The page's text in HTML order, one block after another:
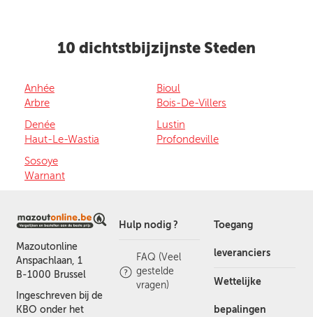
10 dichtstbijzijnste Steden
Anhée
Arbre
Bioul
Bois-De-Villers
Denée
Haut-Le-Wastia
Lustin
Profondeville
Sosoye
Warnant
Mazoutonline
Anspachlaan, 1
B-1000 Brussel
Ingeschreven bij de
KBO onder het
Hulp nodig ?
FAQ (Veel
gestelde
vragen)
Toegang
leveranciers
Wettelijke
bepalingen